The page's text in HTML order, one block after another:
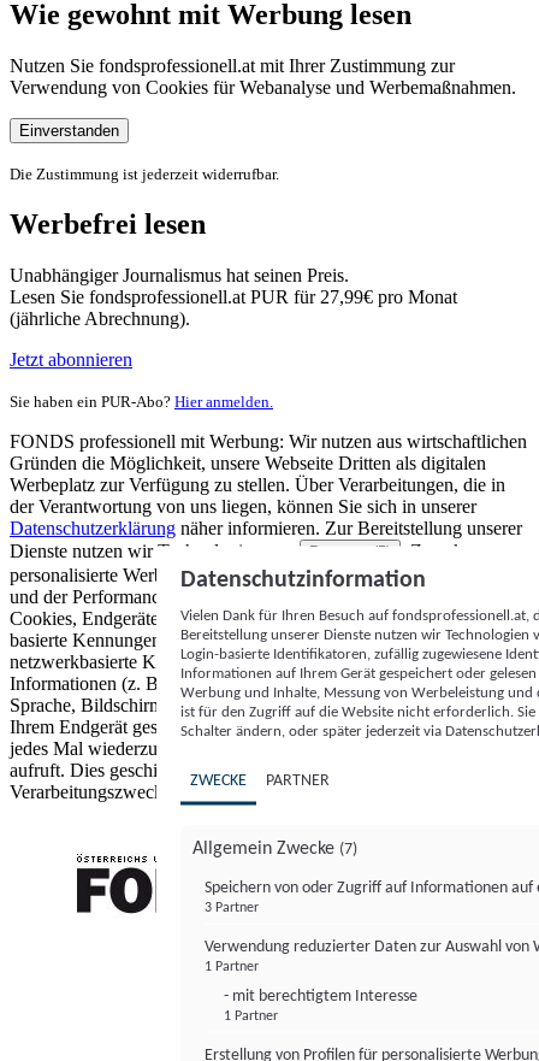
Wie gewohnt mit Werbung lesen
Nutzen Sie fondsprofessionell.at mit Ihrer Zustimmung zur
Verwendung von Cookies für Webanalyse und Werbemaßnahmen.
Einverstanden
Die Zustimmung ist jederzeit widerrufbar.
Werbefrei lesen
Unabhängiger Journalismus hat seinen Preis.
Lesen Sie fondsprofessionell.at PUR für 27,99€ pro Monat
(jährliche Abrechnung).
Jetzt abonnieren
Sie haben ein PUR-Abo? Hier anmelden.
FONDS professionell mit Werbung: Wir nutzen aus wirtschaftlichen
Gründen die Möglichkeit, unsere Webseite Dritten als digitalen
Werbeplatz zur Verfügung zu stellen. Über Verarbeitungen, die in
der Verantwortung von uns liegen, können Sie sich in unserer
Datenschutzerklärung näher informieren. Zur Bereitstellung unserer
Dienste nutzen wir Technologien von
Partnern (5)
. Zwecke:
personalisierte Werbung und Inhalte, Messung von Werbeleistung
und der Performance von Inhalten sowie Zielgruppenforschung.
Cookies, Endgeräte- oder ähnliche Online-Kennungen (z. B. login-
basierte Kennungen, zufällig generierte Kennungen,
netzwerkbasierte Kennungen) können zusammen mit anderen
Informationen (z. B. Browsertyp und Browserinformationen,
Sprache, Bildschirmgröße, unterstützte Technologien usw.) auf
Ihrem Endgerät gespeichert oder von dort ausgelesen werden, um es
jedes Mal wiederzuerkennen, wenn es eine App oder einer Webseite
aufruft. Dies geschieht für einen oder mehrere der hier aufgeführten
Verarbeitungszwecke.
Datenschutzinformation
Vielen Dank für Ihren Besuch auf
Bereitstellung unserer Dienste nutzen wir Technologien
Login-basierte Identifikatoren, zufällig zugewiesene
Informationen auf Ihrem Gerät gespeichert oder
Werbung und Inhalte, Messung von Werbeleistung
ist für den Zugriff auf die Website nicht erforderlich.
Schalter ändern, oder später jederzeit via
ZWECKE PARTNER
Allgemein Zwecke (7)
Speichern von oder Zugriff auf Informationen auf
3 Partner
Verwendung reduzierter Daten zur Auswahl von
1 Partner
- mit berechtigtem Interesse
1 Partner
Erstellung von Profilen für personalisierte
FONDS professionell